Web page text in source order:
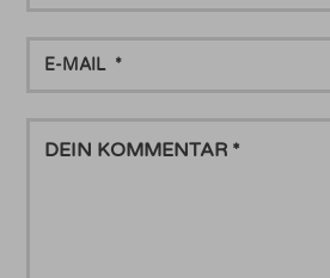
MAIL
KOMMENTAR